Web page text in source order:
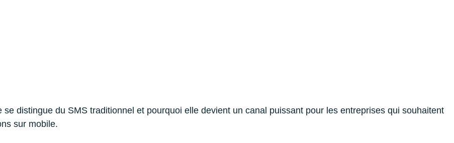
distingue du SMS traditionnel et pourquoi elle devient un canal puissant pour les entreprises qui souhaitent
sur mobile.